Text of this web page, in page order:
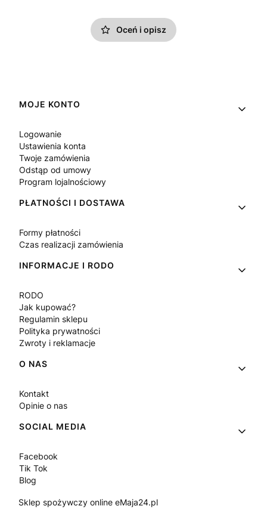
Oceń i opisz
Linki w stopce
MOJE KONTO
Logowanie
Ustawienia konta
Twoje zamówienia
Odstąp od umowy
Program lojalnościowy
PŁATNOŚCI I DOSTAWA
Formy płatności
Czas realizacji zamówienia
INFORMACJE I RODO
RODO
Jak kupować?
Regulamin sklepu
Polityka prywatności
Zwroty i reklamacje
O NAS
Kontakt
Opinie o nas
SOCIAL MEDIA
Facebook
Tik Tok
Blog
Sklep spożywczy online eMaja24.pl